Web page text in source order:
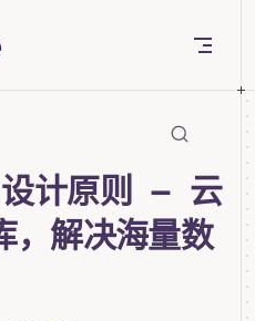
计原则 — 云
，解决海量数